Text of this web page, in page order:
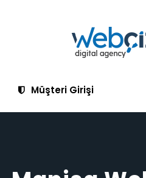
Müşteri Girişi